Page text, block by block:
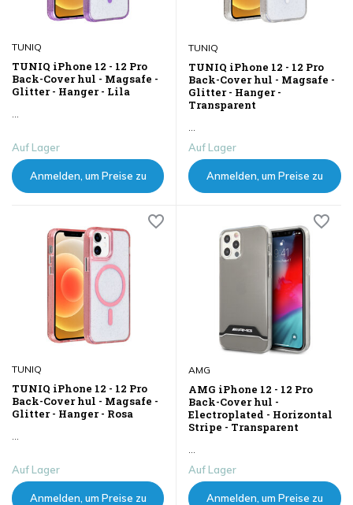
TUNIQ
TUNIQ iPhone 12 - 12 Pro
Back-Cover hul - Magsafe -
Glitter - Hanger - Lila
...
Auf Lager
Anmelden, um Preise zu
TUNIQ
TUNIQ iPhone 12 - 12 Pro
Back-Cover hul - Magsafe -
Glitter - Hanger -
Transparent
...
Auf Lager
Anmelden, um Preise zu
TUNIQ
TUNIQ iPhone 12 - 12 Pro
Back-Cover hul - Magsafe -
Glitter - Hanger - Rosa
Auf Lager
Anmelden, um Preise zu
AMG
AMG iPhone 12 - 12 Pro
Back-Cover hul -
Electroplated - Horizontal
Stripe - Transparent
Auf Lager
Anmelden, um Preise zu